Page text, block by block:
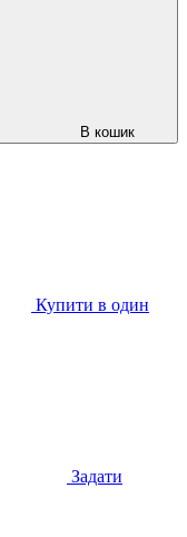
В кошик
Купити в один
Задати